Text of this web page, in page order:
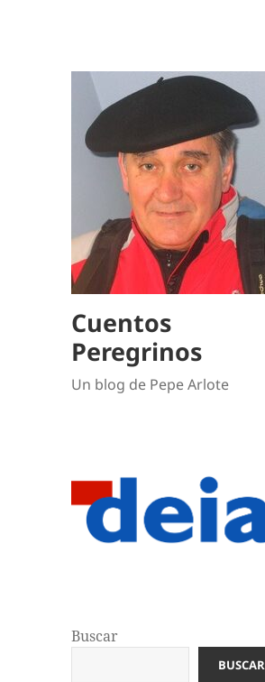
Cuentos
Peregrinos
Un blog de Pepe Arlote
Buscar
BUSCAR